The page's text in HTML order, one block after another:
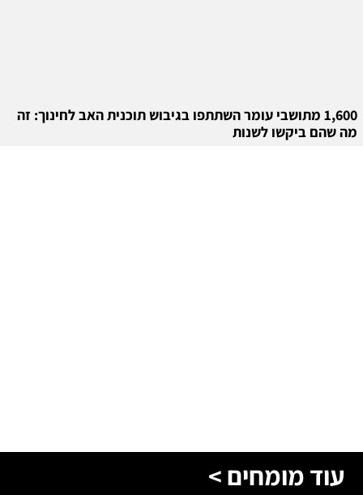
1,600 מתושבי עומר השתתפו בגיבוש תוכנית האב לחינוך: זה
מה שהם ביקשו לשנות
עוד מומחים >